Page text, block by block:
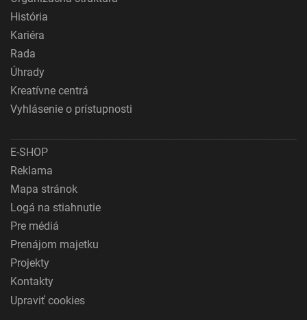
História
Kariéra
Rada
Úhrady
Kreatívne centrá
Vyhlásenie o prístupnosti
E-SHOP
Reklama
Mapa stránok
Logá na stiahnutie
Pre médiá
Prenájom majetku
Projekty
Kontakty
Upraviť cookies